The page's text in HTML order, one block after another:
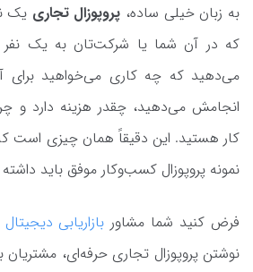
به زبان خیلی ساده، پروپوزال تجاری یک
که در آن شما یا شرکت‌تان به یک
می‌دهید که چه کاری می‌خواهید برای
انجامش می‌دهید، چقدر هزینه دارد و
کار هستید. این دقیقاً همان چیزی است
نمونه پروپوزال کسب‌وکار موفق باید
فرض کنید شما مشاور بازاریابی دیجیتال
نوشتن پروپوزال تجاری حرفه‌ای،